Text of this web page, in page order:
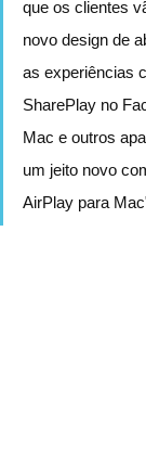
que os clientes
novo design de
as experiências
SharePlay no
Mac e outros
um jeito novo
AirPlay para